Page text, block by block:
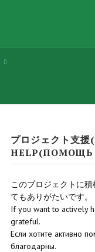
プロジェクト支援
このプロジェクトに
てもありがたいです。
If you want to actively
grateful.
Если хотите активно
благодарны.